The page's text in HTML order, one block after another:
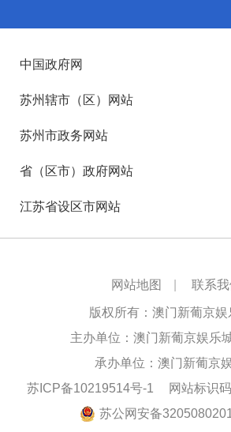
中国政府网
苏州辖市（区）网站
苏州市政务网站
省（区市）政府网站
江苏省设区市网站
网站地图 联系
版权所有：澳门新葡京娱
主办单位：澳门新葡京娱乐
承办单位：澳门新葡京
苏ICP备10219514号-1
网站标识
苏公网安备